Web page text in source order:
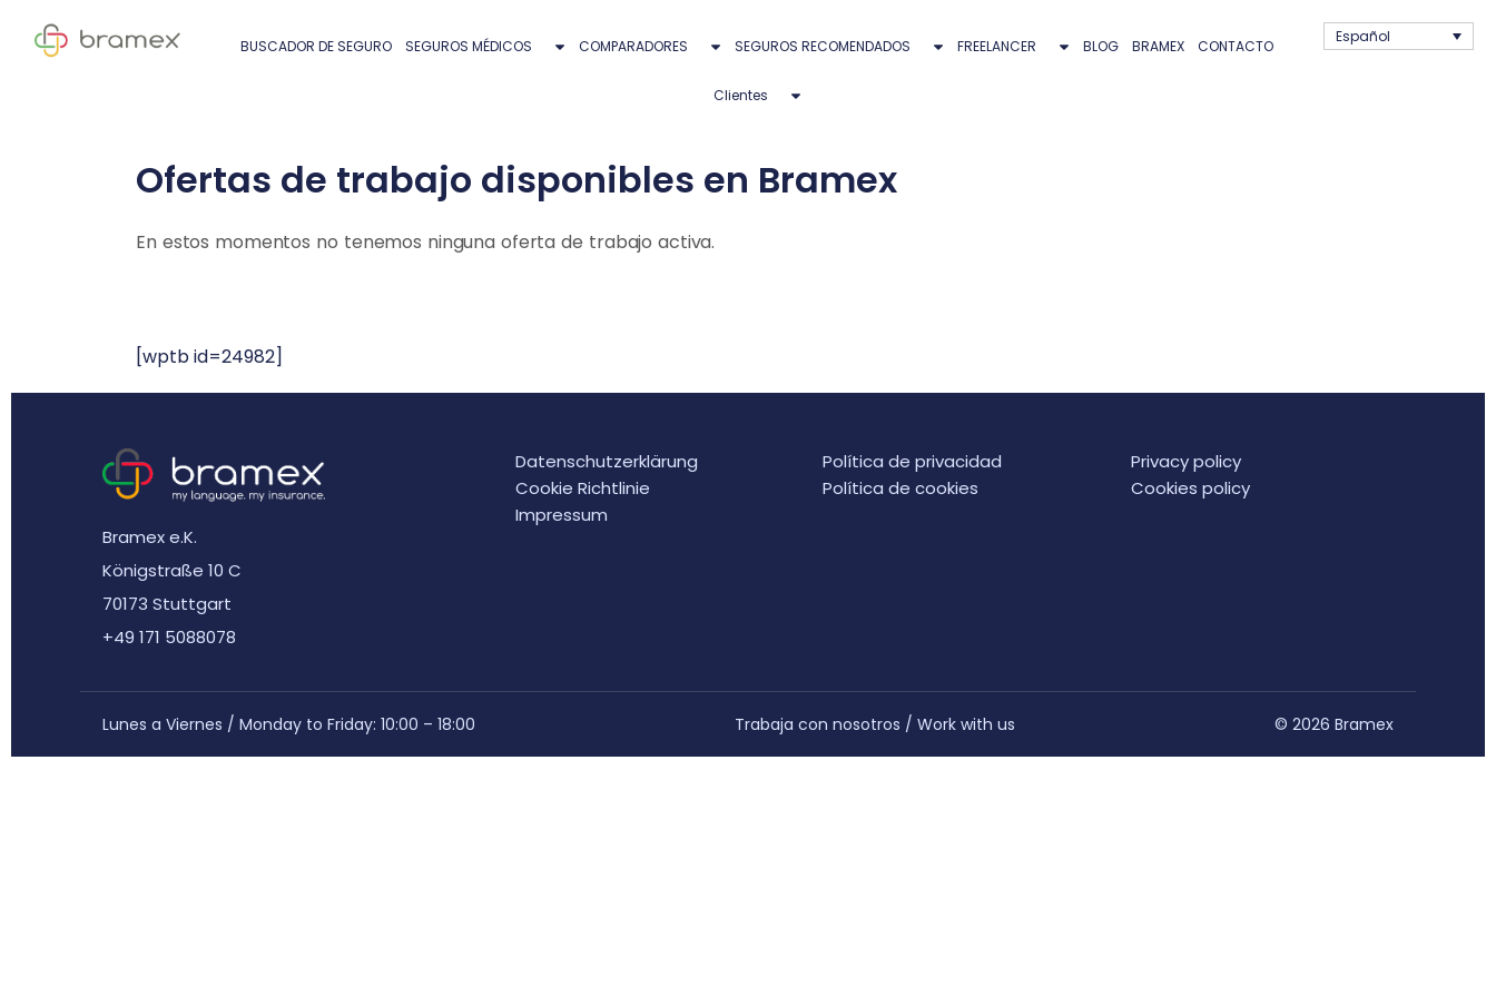
BUSCADOR DE SEGURO SEGUROS MÉDICOS COMPARADORES SEGUROS RECOMENDADOS FREELANCER BLOG BRAMEX CONTACTO
Clientes
Español
Ofertas de trabajo disponibles en Bramex
En estos momentos no tenemos ninguna oferta de trabajo activa.
[wptb id=24982]
Bramex e.K.
Königstraße 10 C
70173 Stuttgart
+49 171 5088078
Datenschutzerklärung
Cookie Richtlinie
Impressum
Política de privacidad
Política de cookies
Privacy policy
Cookies policy
Lunes a Viernes / Monday to Friday: 10:00 – 18:00 Trabaja con nosotros / Work with us © 2026 Bramex